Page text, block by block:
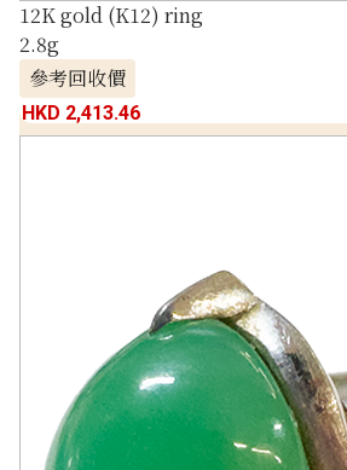
12K gold (K12) ring
2.8g
參考回收價
HKD 2,413.46